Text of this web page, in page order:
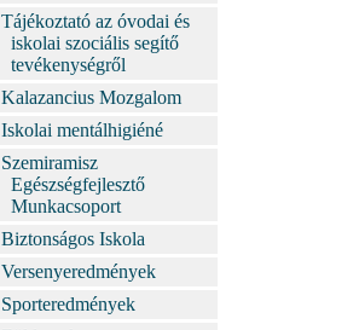
Tájékoztató az óvodai és
iskolai szociális segítő
tevékenységről
Kalazancius Mozgalom
Iskolai mentálhigiéné
Szemiramisz
Egészségfejlesztő
Munkacsoport
Biztonságos Iskola
Versenyeredmények
Sporteredmények